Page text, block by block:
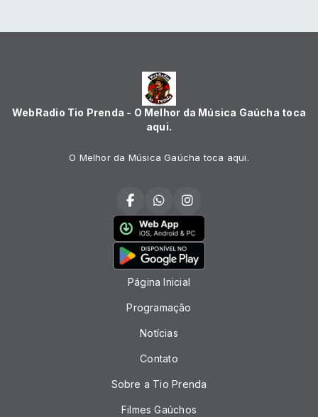
WebRadio Tio Prenda - O Melhor da Música Gaúcha toca
aqui.
O Melhor da Música Gaúcha toca aqui.
Página Inicial
Programação
Notícias
Contato
Sobre a Tio Prenda
Filmes Gaúchos